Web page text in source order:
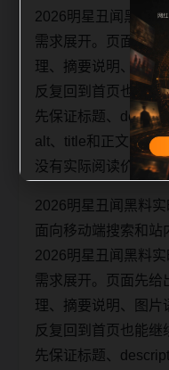
2026明星丑闻黑料
需求展开。页面先给
理、摘要说明、图片
反复回到首页也能继
先保证标题、
alt、title和正文关键
没有实际阅读价值。
2026明星丑闻黑料
面向移动端搜索和站
2026明星丑闻黑料
需求展开。页面先给
理、摘要说明、图片
反复回到首页也能继
先保证标题、